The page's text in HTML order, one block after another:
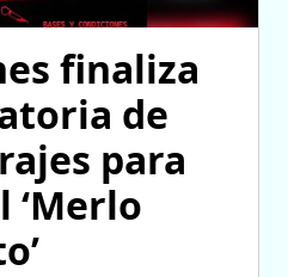
finaliza
de
para
‘Merlo